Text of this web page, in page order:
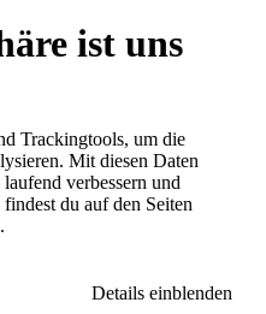
ist uns
Trackingtools, um die
Mit diesen Daten
verbessern und
du auf den Seiten
Details einblenden